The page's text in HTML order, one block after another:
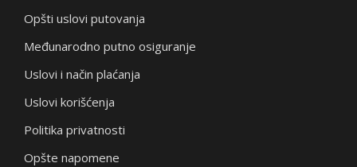
Opšti uslovi putovanja
Međunarodno putno osiguranje
Uslovi i način plaćanja
Uslovi korišćenja
Politika privatnosti
Opšte napomene